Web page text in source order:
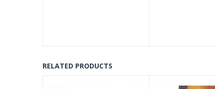
RELATED PRODUCTS